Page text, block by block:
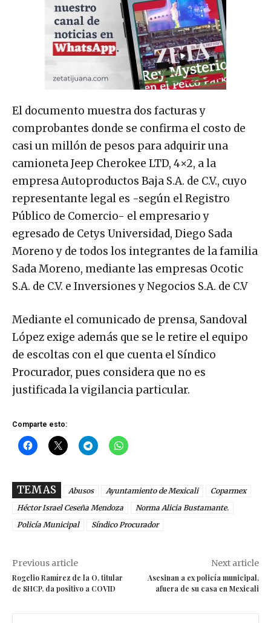
El documento muestra dos facturas y
comprobantes donde se confirma el costo de
casi un millón de pesos para adquirir una
camioneta Jeep Cherokee LTD, 4×2, a la
empresa Autoproductos Baja S.A. de C.V., cuyo
representante legal es -según el Registro
Público de Comercio- el empresario y
egresado de Cetys Universidad, Diego Sada
Moreno y de todos los integrantes de la familia
Sada Moreno, mediante las empresas Ocotic
S.A. de C.V. e Inversiones y Negocios S.A. de C.V
Mediante el comunicado de prensa, Sandoval
López exige además que se le retire el equipo
de escoltas con el que cuenta el Síndico
Procurador, pues considera que no es
justificada la vigilancia particular.
Comparte esto:
TEMAS Abusos Ayuntamiento de Mexicali
Coparmex
Héctor Israel Ceseña Mendoza
Norma Alicia Bustamante.
Policía Municipal
Síndico Procurador
Previous article
Rogelio Ramírez de la O, titular
de SHCP, da positivo a COVID
Next article
Asesinan a ex policía municipal,
afuera de su casa en Mexicali